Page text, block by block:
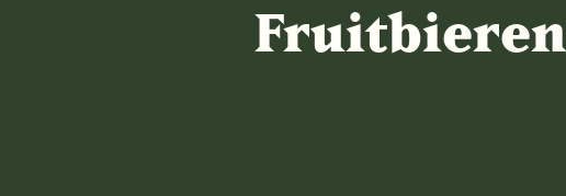
Fruitbieren